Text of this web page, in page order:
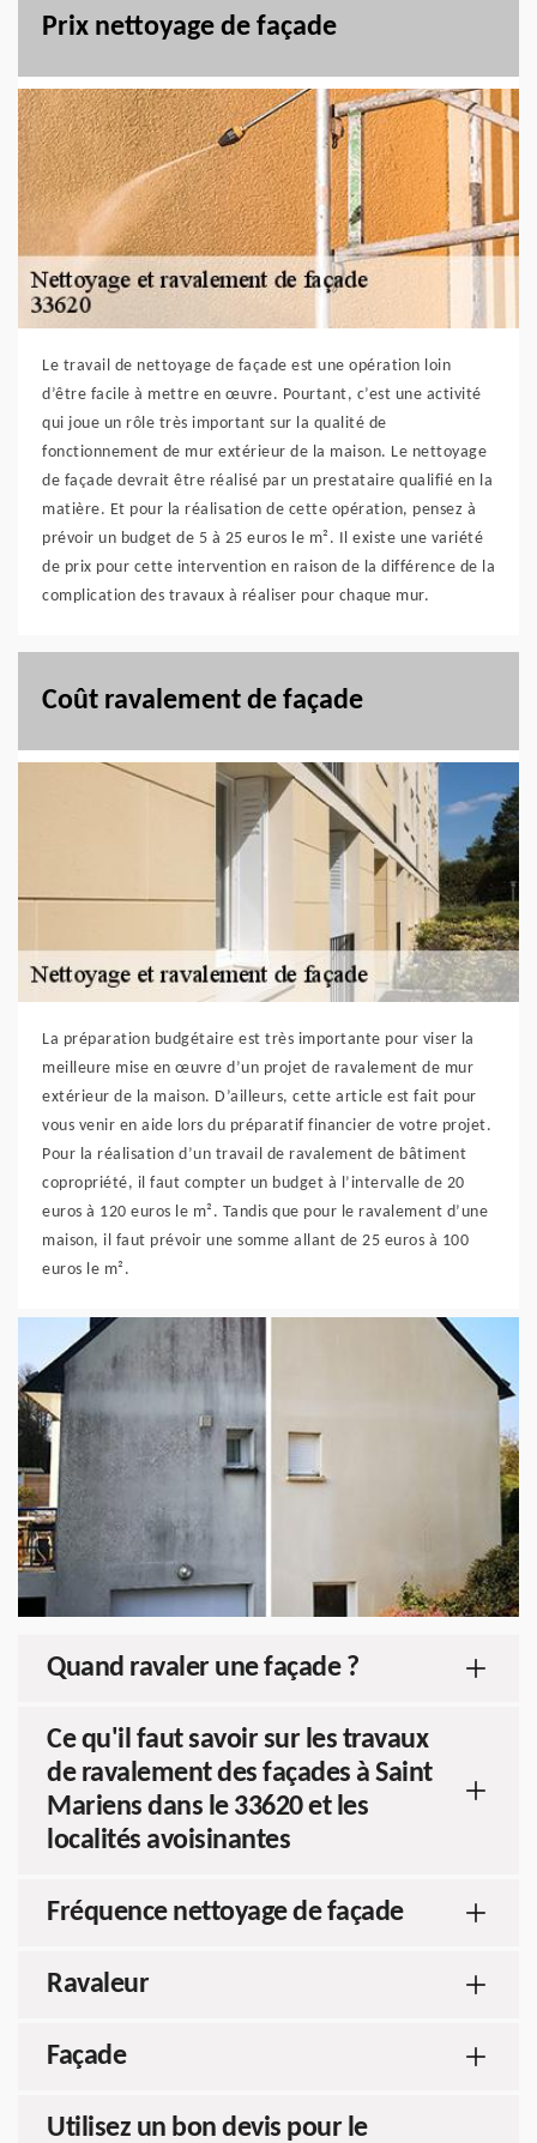
Prix nettoyage de façade
Le travail de nettoyage de façade est une opération loin
d’être facile à mettre en œuvre. Pourtant, c’est une activité
qui joue un rôle très important sur la qualité de
fonctionnement de mur extérieur de la maison. Le nettoyage
de façade devrait être réalisé par un prestataire qualifié en la
matière. Et pour la réalisation de cette opération, pensez à
prévoir un budget de 5 à 25 euros le m². Il existe une variété
de prix pour cette intervention en raison de la différence de la
complication des travaux à réaliser pour chaque mur.
Coût ravalement de façade
La préparation budgétaire est très importante pour viser la
meilleure mise en œuvre d’un projet de ravalement de mur
extérieur de la maison. D’ailleurs, cette article est fait pour
vous venir en aide lors du préparatif financier de votre projet.
Pour la réalisation d’un travail de ravalement de bâtiment
copropriété, il faut compter un budget à l’intervalle de 20
euros à 120 euros le m². Tandis que pour le ravalement d’une
maison, il faut prévoir une somme allant de 25 euros à 100
euros le m².
Quand ravaler une façade ?
Ce qu'il faut savoir sur les travaux
de ravalement des façades à Saint
Mariens dans le 33620 et les
localités avoisinantes
Fréquence nettoyage de façade
Ravaleur
Façade
Utilisez un bon devis pour le